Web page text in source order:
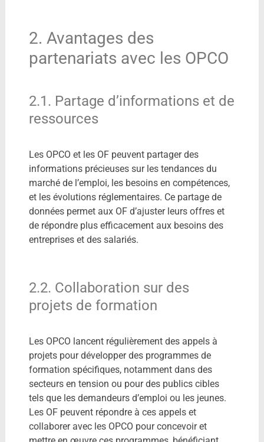
2. Avantages des
partenariats avec les OPCO
2.1. Partage d’informations et de
ressources
Les OPCO et les OF peuvent partager des
informations précieuses sur les tendances du
marché de l’emploi, les besoins en compétences,
et les évolutions réglementaires. Ce partage de
données permet aux OF d’ajuster leurs offres et
de répondre plus efficacement aux besoins des
entreprises et des salariés.
2.2. Collaboration sur des
projets de formation
Les OPCO lancent régulièrement des appels à
projets pour développer des programmes de
formation spécifiques, notamment dans des
secteurs en tension ou pour des publics cibles
tels que les demandeurs d’emploi ou les jeunes.
Les OF peuvent répondre à ces appels et
collaborer avec les OPCO pour concevoir et